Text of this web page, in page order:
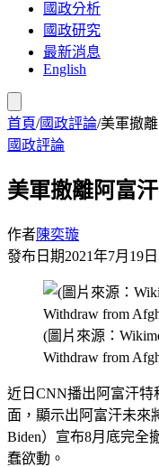
國政分析
國政研究
最新消息
English
首頁/國政評論/美軍撤
國政評論
美軍撤離阿富
作者陳奕璇
發布日期2021年7月19日
(圖片來源：
Withdraw from
近日CNN播出阿富汗特
面，顯示出阿富汗未來
Biden）宣布8月底完全
蠢欲動。